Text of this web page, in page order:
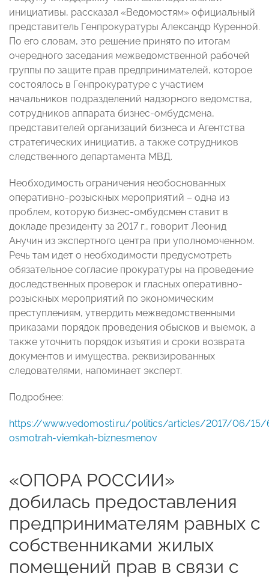
инициативы, рассказал «Ведомостям» официальный
представитель Генпрокуратуры Александр Куренной.
По его словам, это решение принято по итогам
очередного заседания межведомственной рабочей
группы по защите прав предпринимателей, которое
состоялось в Генпрокуратуре с участием
начальников подразделений надзорного ведомства,
сотрудников аппарата бизнес-омбудсмена,
представителей организаций бизнеса и Агентства
стратегических инициатив, а также сотрудников
следственного департамента МВД.
Необходимость ограничения необоснованных
оперативно-розыскных мероприятий – одна из
проблем, которую бизнес-омбудсмен ставит в
докладе президенту за 2017 г., говорит Леонид
Анучин из экспертного центра при уполномоченном.
Речь там идет о необходимости предусмотреть
обязательное согласие прокуратуры на проведение
доследственных проверок и гласных оперативно-
розыскных мероприятий по экономическим
преступлениям, утвердить межведомственными
приказами порядок проведения обысков и выемок, а
также уточнить порядок изъятия и сроки возврата
документов и имущества, реквизированных
следователями, напоминает эксперт.
Подробнее:
https://www.vedomosti.ru/politics/articles/2017/06/15/
osmotrah-viemkah-biznesmenov
«ОПОРА РОССИИ»
добилась предоставления
предпринимателям равных с
собственниками жилых
помещений прав в связи с